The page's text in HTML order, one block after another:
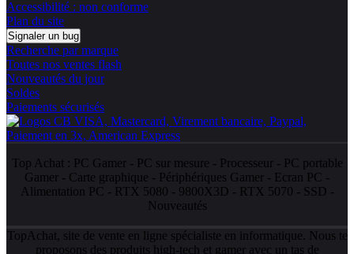
Accessibilité : non conforme
Plan du site
Signaler un bug
Recherche par marque
Toutes nos ventes flash
Nouveautés du jour
Soldes
Paiements sécurisés
Top Achat : PC Gamer- PC sur mesure - Processeur- PC portable
Gamer - Carte graphique - Périphériques Gamer - Ecran PC -
Alimentation PC - RTX 5080 - 9800X3D - RTX 5070 - SSD -
Nouveautés
TopAchat, site de vente en ligne spécialiste en informatique. Nous te
proposons des produits high-tech et gamer avec un tas de